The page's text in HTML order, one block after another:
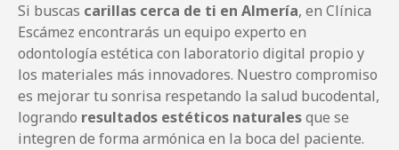
Si buscas carillas cerca de ti en Almería, en Clínica
Escámez encontrarás un equipo experto en
odontología estética con laboratorio digital propio y
los materiales más innovadores. Nuestro compromiso
es mejorar tu sonrisa respetando la salud bucodental,
logrando resultados estéticos naturalesque se
integren de forma armónica en la boca del paciente.